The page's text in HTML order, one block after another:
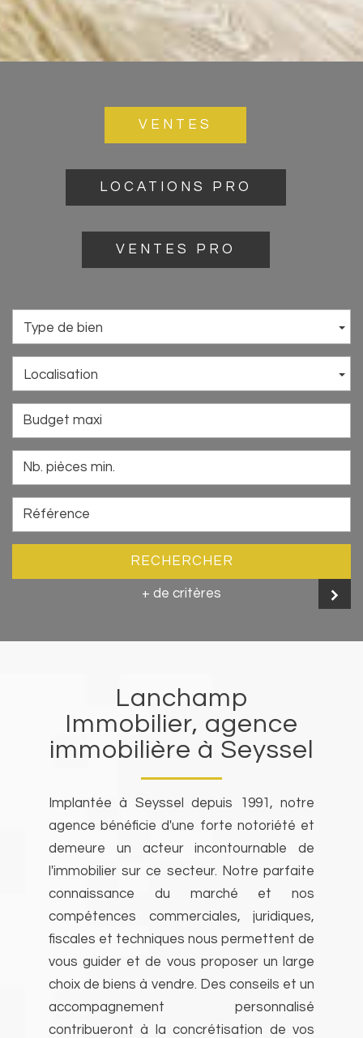
VENTES
LOCATIONS PRO
VENTES PRO
Type de bien
Localisation
RECHERCHER
+ de critères
Lanchamp
Immobilier, agence
immobilière à Seyssel
Implantée à Seyssel depuis 1991, notre
agence bénéficie d'une forte notoriété et
demeure un acteur incontournable de
l'immobilier sur ce secteur. Notre parfaite
connaissance du marché et nos
compétences commerciales, juridiques,
fiscales et techniques nous permettent de
vous guider et de vous proposer un large
choix de biens à vendre. Des conseils et un
accompagnement personnalisé
contribueront à la concrétisation de vos